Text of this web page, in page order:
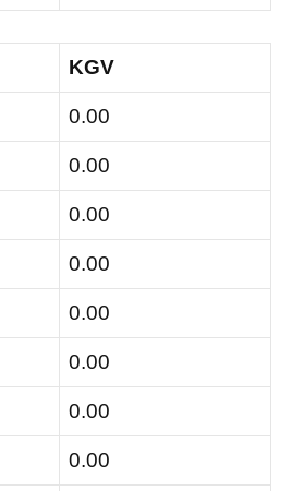
KGV
0.00
0.00
0.00
0.00
0.00
0.00
0.00
0.00